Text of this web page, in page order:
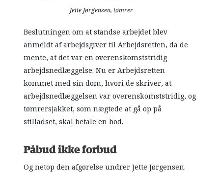
Jette Jørgensen, tømrer
Beslutningen om at standse arbejdet blev
anmeldt af arbejdsgiver til Arbejdsretten, da de
mente, at det var en overenskomststridig
arbejdsnedlæggelse. Nu er Arbejdsretten
kommet med sin dom, hvori de skriver, at
arbejdsnedlæggelsen var overenskomststridig, og
tømrersjakket, som nægtede at gå op på
stilladset, skal betale en bod.
Påbud ikke forbud
Og netop den afgørelse undrer Jette Jørgensen.